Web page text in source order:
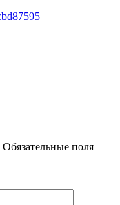
Обязательные поля